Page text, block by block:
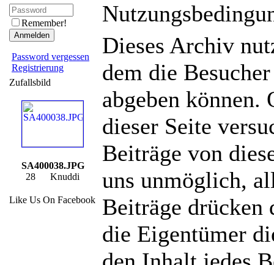
Remember!
Password vergessen
Registrierung
Zufallsbild
SA400038.JPG
28 Knuddi
Like Us On Facebook
Dieses Archiv
dem die
abgeben
dieser Seite
Beiträge von
uns unmöglich,
Beiträge drücken
die Eigentümer